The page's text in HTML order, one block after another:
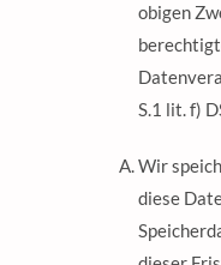
obigen
S.1 lit. f)
Wir
diese